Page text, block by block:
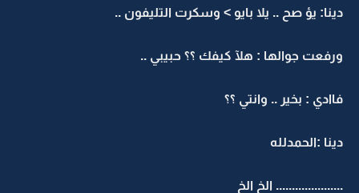
دينا: يؤ صح .. يلا بايو > وسكرت التليفون ..
ورفعت جوالها : هلآ كيفك ؟؟ حبيبي ..
فاادي : بخير .. وانتي ؟؟
دينا :الحمدلله
..................... الخ الخ